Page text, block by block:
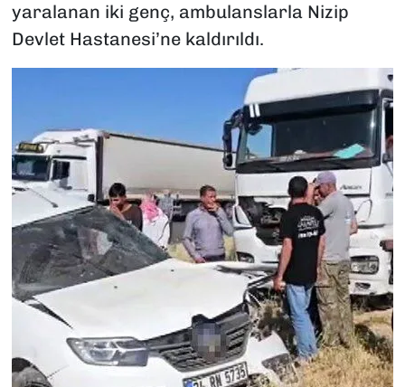
yaralanan iki genç, ambulanslarla Nizip
Devlet Hastanesi’ne kaldırıldı.